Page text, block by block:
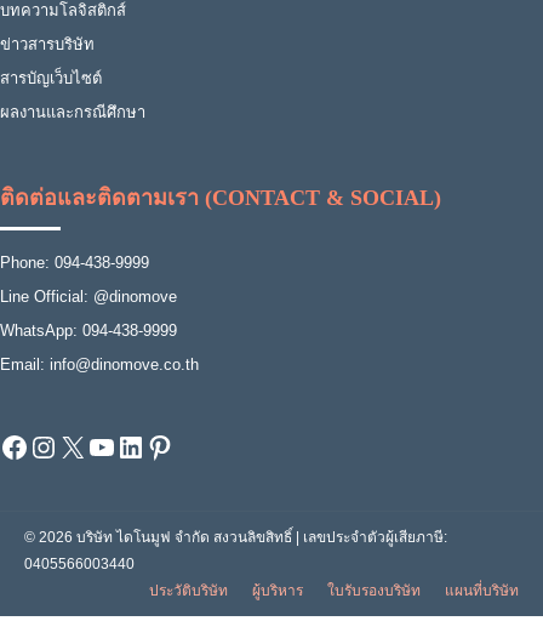
บทความโลจิสติกส์
ข่าวสารบริษัท
สารบัญเว็บไซต์
ผลงานและกรณีศึกษา
ติดต่อและติดตามเรา (CONTACT & SOCIAL)
Phone: 094-438-9999
Line Official: @dinomove
WhatsApp: 094-438-9999
Email: info@dinomove.co.th
Facebook
Instagram
X YouTube
LinkedIn
Pinterest
© 2026 บริษัท ไดโนมูฟ จำกัด สงวนลิขสิทธิ์ | เลขประจำตัวผู้เสียภาษี:
0405566003440
ประวัติบริษัท
ผู้บริหาร ใบรับรองบริษัท แผนที่บริษัท